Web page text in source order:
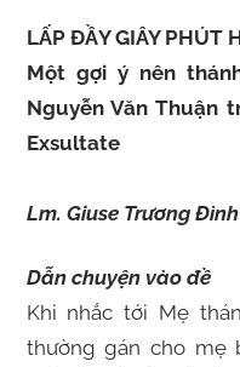
LẤP ĐẦY GIÂY PHÚT
Một gợi ý nên
Nguyễn Văn Thuận
Exsultate
Lm. Giuse Trương
Dẫn chuyện vào đề
Khi nhắc tới Mẹ
thường gán cho mẹ